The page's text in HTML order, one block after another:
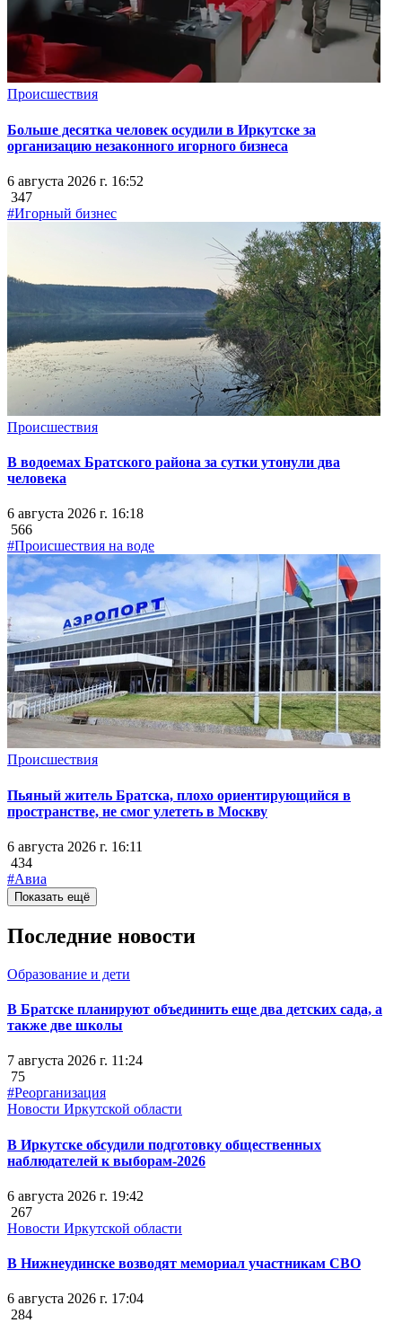
Происшествия
Больше десятка человек осудили в Иркутске за
организацию незаконного игорного бизнеса
6 августа 2026 г. 16:52
347
#Игорный бизнес
Происшествия
В водоемах Братского района за сутки утонули два
человека
6 августа 2026 г. 16:18
566
#Происшествия на воде
Происшествия
Пьяный житель Братска, плохо ориентирующийся в
пространстве, не смог улететь в Москву
6 августа 2026 г. 16:11
434
#Авиа
Показать ещё
Последние новости
Образование и дети
В Братске планируют объединить еще два детских сада, а
также две школы
7 августа 2026 г. 11:24
75
#Реорганизация
Новости Иркутской области
В Иркутске обсудили подготовку общественных
наблюдателей к выборам-2026
6 августа 2026 г. 19:42
267
Новости Иркутской области
В Нижнеудинске возводят мемориал участникам СВО
6 августа 2026 г. 17:04
284